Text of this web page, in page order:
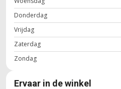
Donderdag
Vrijdag
Zaterdag
Zondag
Ervaar in de winkel